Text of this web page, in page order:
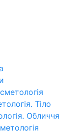
Тіло
Обличчя